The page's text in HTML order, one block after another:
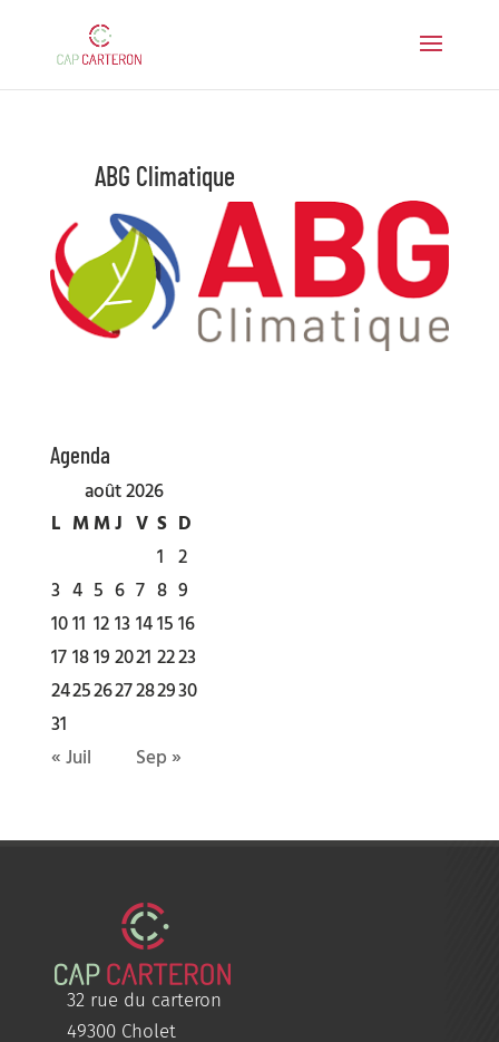
ABG Climatique
Agenda
août 2026
L MMJ V S D
1 2
3 4 5 6 7 8 9
1011 1213141516
1718192021 2223
24252627282930
31
« Juil
Sep »
32 rue du carteron
49300 Cholet